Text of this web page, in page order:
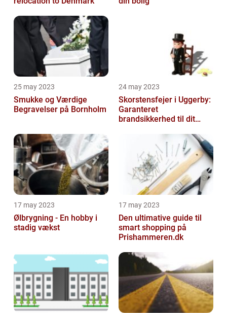
25 may 2023
Smukke og Værdige
Begravelser på Bornholm
24 may 2023
Skorstensfejer i Uggerby:
Garanteret
brandsikkerhed til dit
17 may 2023
Ølbrygning - En hobby i
stadig vækst
17 may 2023
Den ultimative guide til
smart shopping på
Prishammeren.dk